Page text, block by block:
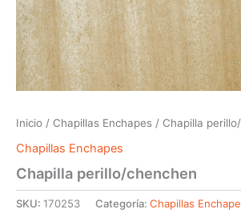
Inicio / Chapillas Enchapes / Chapilla
Chapillas Enchapes
Chapilla perillo/chenchen
SKU: 170253 Categoría: Chapillas